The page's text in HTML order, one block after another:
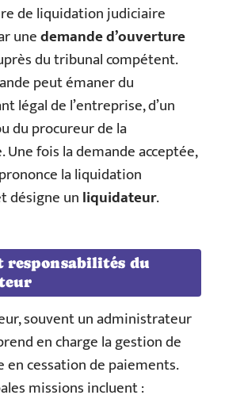
de liquidation judiciaire
unedemande d’ouverture
du tribunal compétent.
peut émaner du
légal de l’entreprise, d’un
du procureur de la
Une fois la demande acceptée,
la liquidation
désigne unliquidateur.
responsabilités du
souvent un administrateur
en charge la gestion de
en cessation de paiements.
missions incluent :